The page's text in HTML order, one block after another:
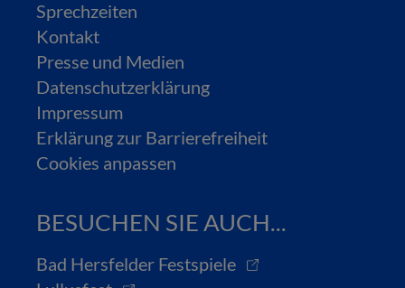
Sprechzeiten
Kontakt
Presse und Medien
Datenschutzerklärung
Impressum
Erklärung zur Barrierefreiheit
Cookies anpassen
BESUCHEN SIE AUCH...
Bad Hersfelder Festspiele